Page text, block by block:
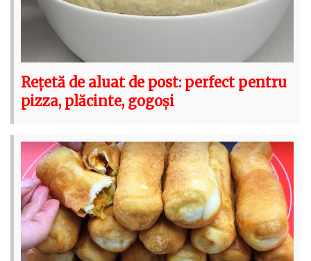
Rețetă de aluat de post: perfect pentru
pizza, plăcinte, gogoși